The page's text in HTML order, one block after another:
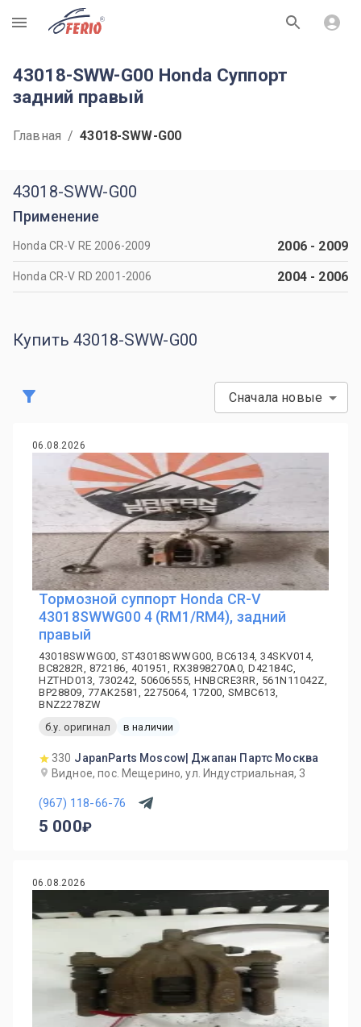
R
43018-SWW-G00 Honda Суппорт
задний правый
Главная / 43018-SWW-G00
43018-SWW-G00
Применение
Honda CR-V RE 2006-2009 2006- 2009
Honda CR-V RD 2001-2006 2004- 2006
Купить 43018-SWW-G00
Сначала новые
06.08.2026
Тормозной суппорт Honda CR-V
43018SWWG00 4 (RM1/RM4), задний
правый
43018SWWG00, ST43018SWWG00, BC6134, 34SKV014,
BC8282R, 872186, 401951, RX3898270A0, D42184C,
HZTHD013, 730242, 50606555, HNBCRE3RR, 561N11042Z,
BP28809, 77AK2581, 2275064, 17200, SMBC613,
BNZ2278ZW
б.у. оригинал
в наличии
330 JapanParts Moscow| Джапан Партс Москва
Видное, пос. Мещерино, ул. Индустриальная, 3
(967) 118-66-76
5 000
06.08.2026